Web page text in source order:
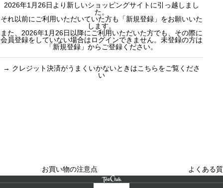
2026年1月26日より新しいショッピングサイトに引っ越しまし
た。
それ以前にご利用いただいていた方も「新規登録」をお願いいた
します。
また、2026年1月26日以降にご利用いただいた方でも、その際に
会員登録をしていない場合はログインできません。未登録の方は
「新規登録」からご登録ください。
→ クレジット決済がうまくいかないときはこちらをご覧くださ
い
お買い物の注意点 よくある